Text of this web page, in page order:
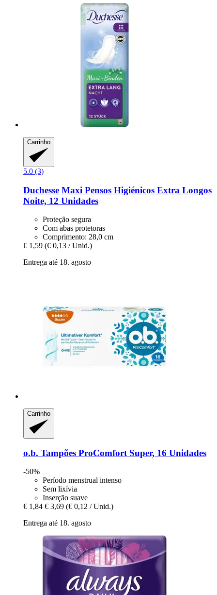
Carrinho
5.0 (3)
Duchesse Maxi Pensos Higiénicos Extra Longos
Noite, 12 Unidades
Proteção segura
Com abas protetoras
Comprimento: 28,0 cm
€ 1,59 (€ 0,13 / Unid.)
Entrega até 18. agosto
Carrinho
o.b. Tampões ProComfort Super, 16 Unidades
-50%
Período menstrual intenso
Sem lixívia
Inserção suave
€ 1,84 € 3,69 (€ 0,12 / Unid.)
Entrega até 18. agosto